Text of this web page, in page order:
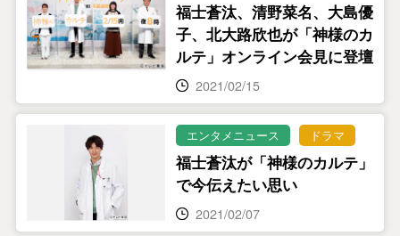
福士蒼汰、清野菜名、大島優
子、北大路欣也が「神様のカ
ルテ」オンライン会見に登壇
2021/02/15
エンタメニュース ドラマ
福士蒼汰が「神様のカルテ」
で今伝えたい思い
2021/02/07